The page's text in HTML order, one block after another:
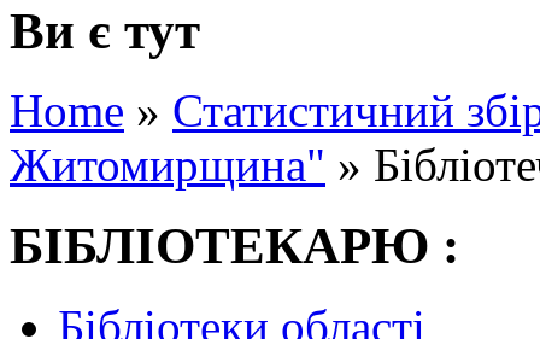
Ви є тут
Home » Статистичний
Житомирщина" »
БІБЛІОТЕКАРЮ :
Бібліотеки області